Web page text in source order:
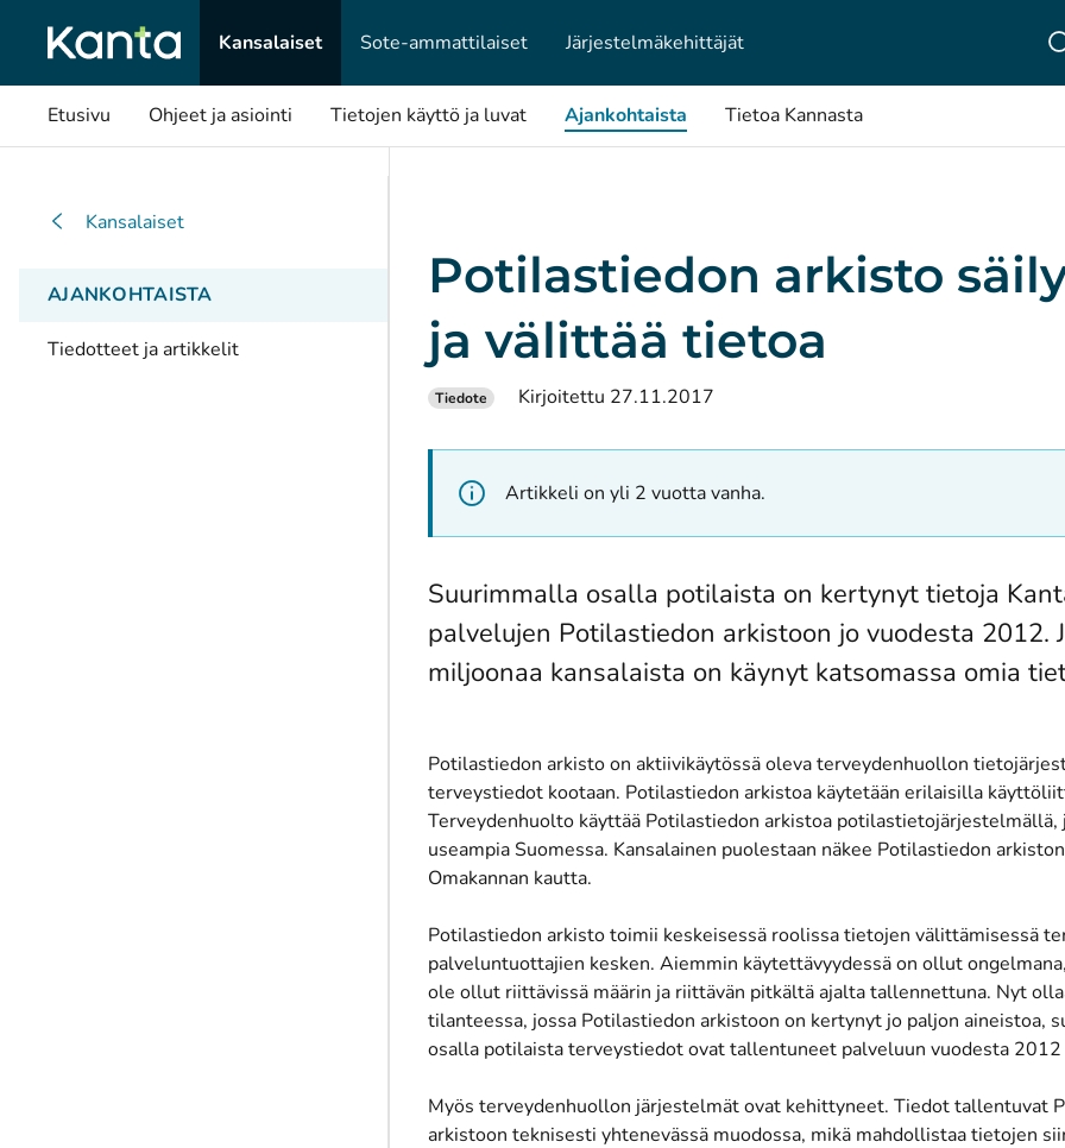
Kansalaiset
Sote-ammattilaiset Järjestelmä­kehittäjät
Etusivu Ohjeet ja asiointi Tietojen käyttö ja luvat Ajankohtaista Tietoa Kannasta
Kansalaiset
AJANKOHTAISTA
Tiedotteet ja artikkelit
Potilastiedon arkisto
ja välittää tietoa
Tiedote Kirjoitettu 27.11.2017
Artikkeli on yli 2 vuotta vanha.
Suurimmalla osalla potilaista on kertynyt tietoja
palvelujen Potilastiedon arkistoon jo vuodesta 2012.
miljoonaa kansalaista on käynyt katsomassa omia
Potilastiedon arkisto on aktiivikäytössä oleva terveydenhuollon
terveystiedot kootaan. Potilastiedon arkistoa käytetään erilaisilla
Terveydenhuolto käyttää Potilastiedon arkistoa potilastietojärjestelmällä,
useampia Suomessa. Kansalainen puolestaan näkee Potilastiedon
Omakannan kautta.
Potilastiedon arkisto toimii keskeisessä roolissa tietojen välittämisessä
palveluntuottajien kesken. Aiemmin käytettävyydessä on ollut
ole ollut riittävissä määrin ja riittävän pitkältä ajalta tallennettuna. Nyt
tilanteessa, jossa Potilastiedon arkistoon on kertynyt jo paljon aineistoa,
osalla potilaista terveystiedot ovat tallentuneet palveluun vuodesta 2012
Myös terveydenhuollon järjestelmät ovat kehittyneet. Tiedot tallentuvat
arkistoon teknisesti yhtenevässä muodossa, mikä mahdollistaa tietojen